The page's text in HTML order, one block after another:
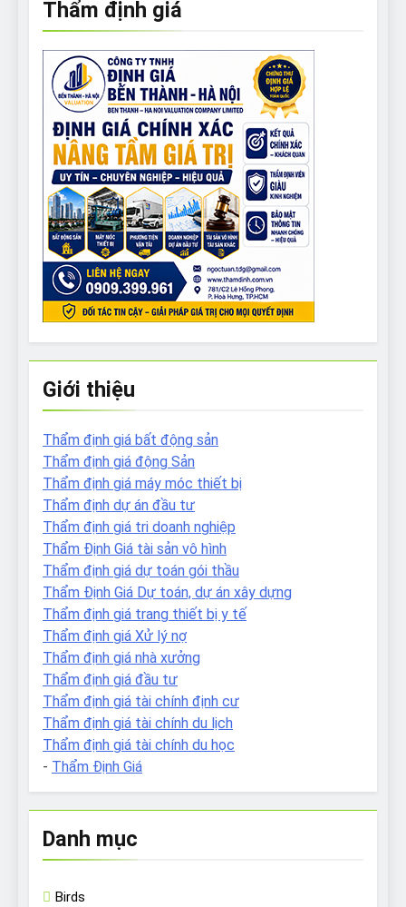
Thẩm định giá
Giới thiệu
Thẩm định giá bất động sản
Thẩm định giá động Sản
Thẩm định giá máy móc thiết bị
Thẩm định dự án đầu tư
Thẩm định giá tri doanh nghiệp
Thẩm Định Giá tài sản vô hình
Thẩm định giá dự toán gói thầu
Thẩm Định Giá Dự toán, dự án xây dựng
Thẩm định giá trang thiết bị y tế
Thẩm định giá Xử lý nợ
Thẩm định giá nhà xưởng
Thẩm định giá đầu tư
Thẩm định giá tài chính định cư
Thẩm định giá tài chính du lịch
Thẩm định giá tài chính du học
- Thẩm Định Giá
Danh mục
Birds